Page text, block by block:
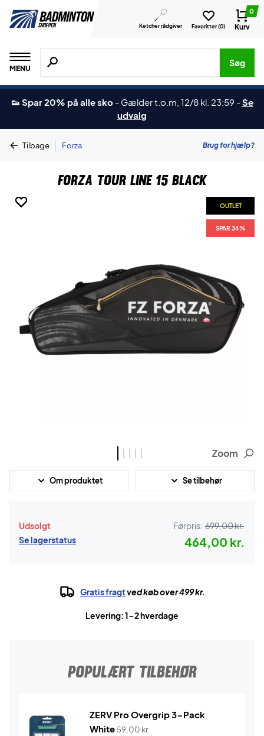
Ketcher rådgiver Favoritter (0)
0
Kurv
MENU
Søg efter produkter, mærker etc.
Søg
👟 Spar 20% på alle sko - Gælder t.o.m, 12/8 kl. 23:59 -Se
udvalg
Tilbage | Forza Brug for hjælp?
Forza Tour Line 15 Black
OUTLET
SPAR 34%
OUTLET
SPAR 34%
OUTLET
SPAR 34%
OUTLET
SPAR 34%
OUTLET
SPAR 34%
Zoom
Om produktet Se tilbehør
Udsolgt
Se lagerstatus
Førpris: 699,00 kr.
464,00 kr.
Gratis fragtved køb over 499 kr.
Levering: 1-2 hverdage
POPULÆRT TILBEHØR
ZERV Pro Overgrip 3-Pack
White 59,00 kr.